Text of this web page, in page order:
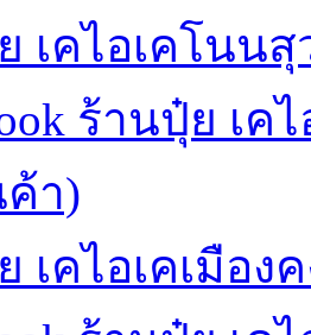
เคไอเคโนน
ร้านปุ๋ย เ
า)
เคไอเคเมือง